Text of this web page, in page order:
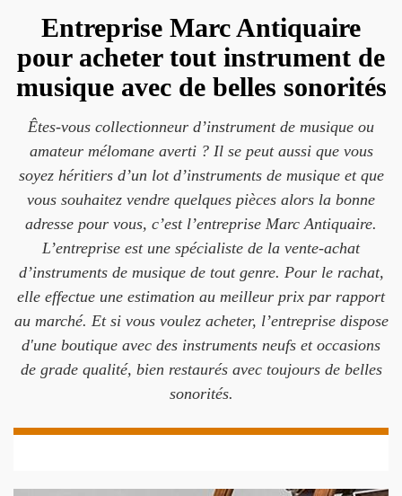
Entreprise Marc Antiquaire
pour acheter tout instrument de
musique avec de belles sonorités
Êtes-vous collectionneur d’instrument de musique ou
amateur mélomane averti ? Il se peut aussi que vous
soyez héritiers d’un lot d’instruments de musique et que
vous souhaitez vendre quelques pièces alors la bonne
adresse pour vous, c’est l’entreprise Marc Antiquaire.
L’entreprise est une spécialiste de la vente-achat
d’instruments de musique de tout genre. Pour le rachat,
elle effectue une estimation au meilleur prix par rapport
au marché. Et si vous voulez acheter, l’entreprise dispose
d'une boutique avec des instruments neufs et occasions
de grade qualité, bien restaurés avec toujours de belles
sonorités.